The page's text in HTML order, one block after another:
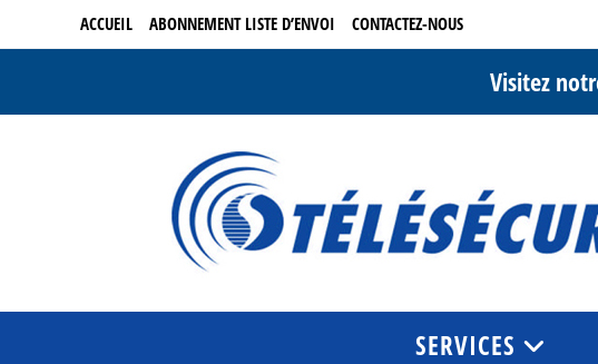
ACCUEIL ABONNEMENT LISTE D’ENVOI CONTACTEZ-NOUS
Visitez
SERVICES